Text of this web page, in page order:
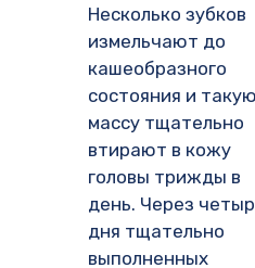
Несколько зубков
измельчают до
кашеобразного
состояния и такую
массу тщательно
втирают в кожу
головы трижды в
день. Через
дня тщательно
выполненных